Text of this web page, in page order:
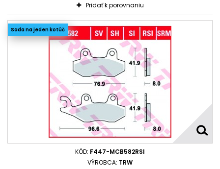
Pridať k porovnaniu
Sada na jeden kotúč
KÓD: F447-MCB582RSI
VÝROBCA: TRW